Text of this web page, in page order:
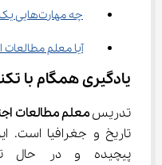
چه مهارت‌هایی یک معلم مطالعات اجتماعی باید داشته باشد؟
آیا معلم مطالعات
یادگیری همگام با
تدریس معلم مطالعات